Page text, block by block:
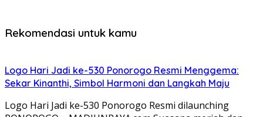
Rekomendasi untuk kamu
Logo Hari Jadi ke-530 Ponorogo Resmi Menggema:
Sekar Kinanthi, Simbol Harmoni dan Langkah Maju
Logo Hari Jadi ke-530 Ponorogo Resmi dilaunching